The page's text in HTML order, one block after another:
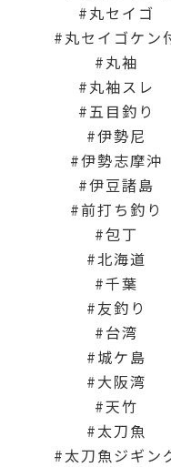
丸セイゴ
丸セイゴケン
丸袖
丸袖スレ
五目釣り
伊勢尼
伊勢志摩沖
伊豆諸島
前打ち釣り
包丁
北海道
千葉
友釣り
台湾
城ケ島
大阪湾
天竹
太刀魚
太刀魚ジギン